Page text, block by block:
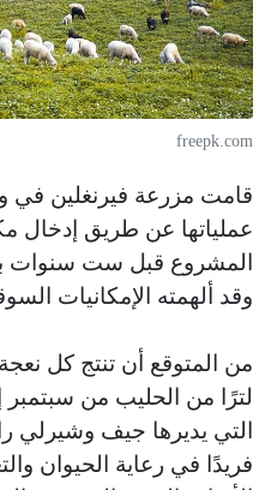
freepk.com
قامت مزرعة فيرنغلين في
عملياتها عن طريق إدخال
المشروع قبل ست سنوات
وقد ألهمته الإمكانيات
لترًا من الحليب من
التي يديرها جيف وشيرلي
فريدًا في رعاية الحيوان